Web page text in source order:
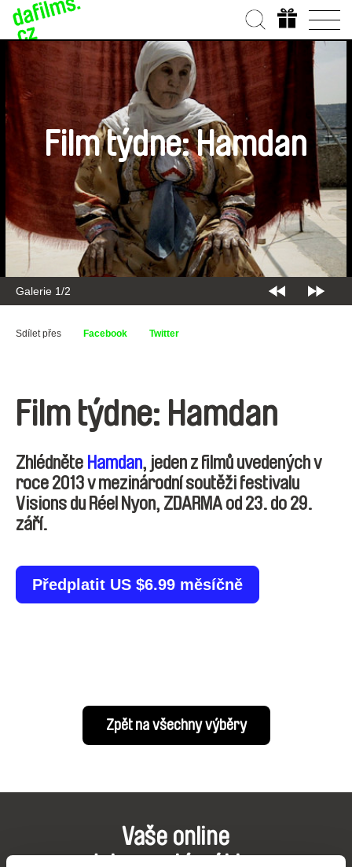
Galerie 1/2
Film týdne: Hamdan
Sdílet přes Facebook Twitter
Film týdne: Hamdan
Zhlédněte Hamdan, jeden z filmů uvedených v
roce 2013 v mezinárodní soutěži festivalu
Visions du Réel Nyon, ZDARMA od 23. do 29.
září.
Předplatit US $6.99 měsíčně
Zpět na všechny výběry
Vaše online